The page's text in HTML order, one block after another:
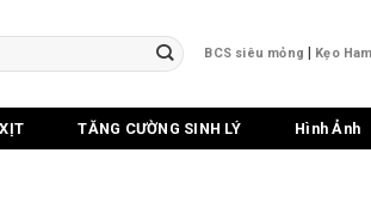
BCS siêu mỏng | Kẹo
TĂNG CƯỜNG SINH LÝ Hình Ảnh